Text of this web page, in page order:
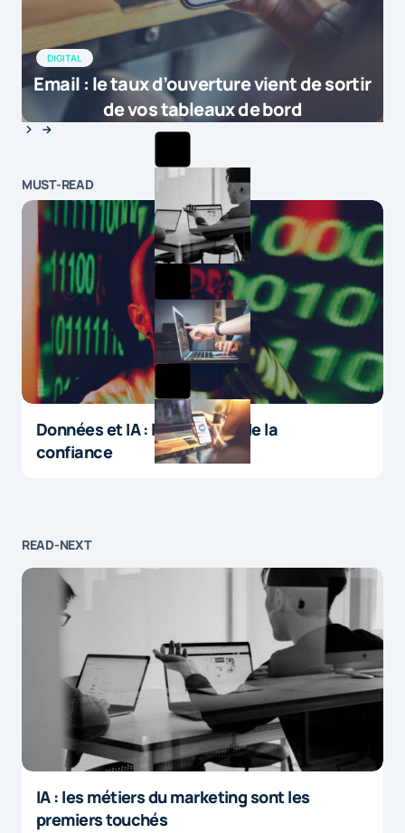
DIGITAL
Email : le taux d’ouverture vient de sortir
de vos tableaux de bord
MUST-READ
Données et IA : le paradoxe de la
confiance
READ-NEXT
IA : les métiers du marketing sont les
premiers touchés